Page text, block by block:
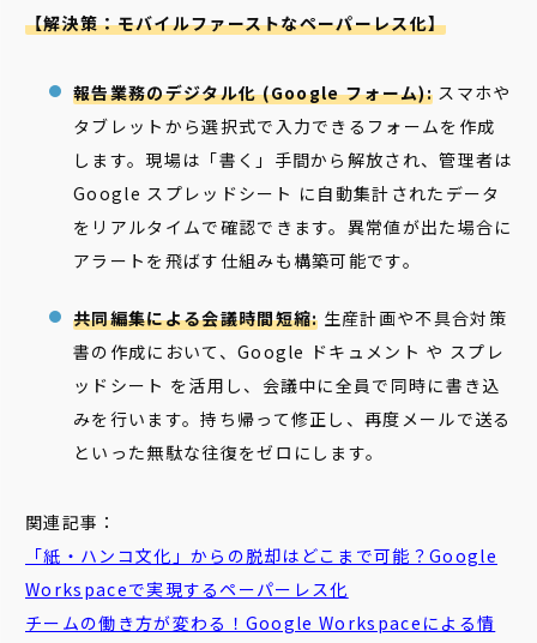
【解決策：モバイルファーストなペーパーレス化】
報告業務のデジタル化 (Google フォーム): スマホや
タブレットから選択式で入力できるフォームを作成
します。現場は「書く」手間から解放され、管理者は
Google スプレッドシート に自動集計されたデータ
をリアルタイムで確認できます。異常値が出た場合に
アラートを飛ばす仕組みも構築可能です。
共同編集による会議時間短縮: 生産計画や不具合対策
書の作成において、Google ドキュメント や スプレ
ッドシート を活用し、会議中に全員で同時に書き込
みを行います。持ち帰って修正し、再度メールで送る
といった無駄な往復をゼロにします。
関連記事：
「紙・ハンコ文化」からの脱却はどこまで可能？Google
Workspaceで実現するペーパーレス化
チームの働き方が変わる！Google Workspaceによる情